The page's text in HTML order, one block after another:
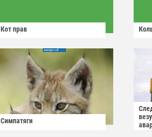
Кот прав
Симпатяги